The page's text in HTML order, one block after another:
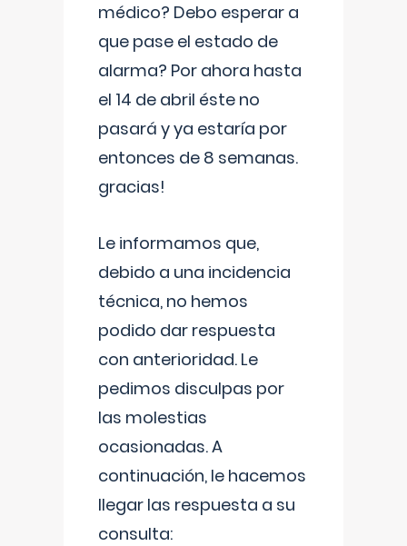
médico? Debo esperar a
que pase el estado de
alarma? Por ahora hasta
el 14 de abril éste no
pasará y ya estaría por
entonces de 8 semanas.
gracias!
Le informamos que,
debido a una incidencia
técnica, no hemos
podido dar respuesta
con anterioridad. Le
pedimos disculpas por
las molestias
ocasionadas. A
continuación, le hacemos
llegar las respuesta a su
consulta: